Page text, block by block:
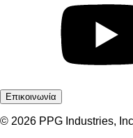
Επικοινωνία
© 2026 PPG Industries,